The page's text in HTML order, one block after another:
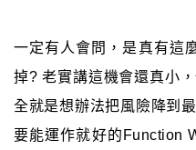
一定有人會問，是真有這
掉? 老實講這機會還真小
全就是想辦法把風險降到
要能運作就好的Function